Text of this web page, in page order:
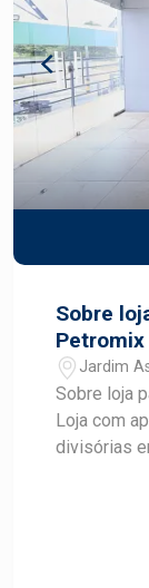
Sobre
Petromix
Jardim
Sobre loja
Loja com
divisórias